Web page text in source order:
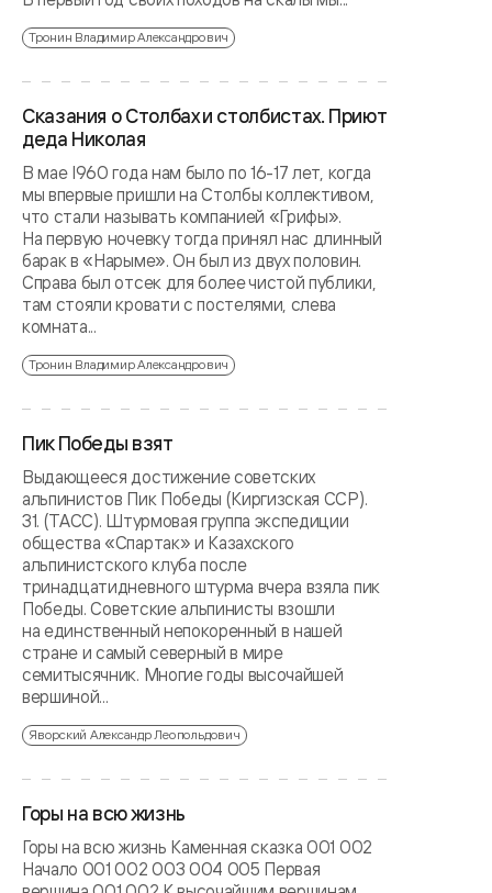
Тронин Владимир Александрович
Сказания о Столбах и столбистах. Приют
деда Николая
В мае I960 года нам было по 16-17 лет, когда
мы впервые пришли на Столбы коллективом,
что стали называть компанией «Грифы».
На первую ночевку тогда принял нас длинный
барак в «Нарыме». Он был из двух половин.
Справа был отсек для более чистой публики,
там стояли кровати с постелями, слева
комната...
Тронин Владимир Александрович
Пик Победы взят
Выдающееся достижение советских
альпинистов Пик Победы (Киргизская ССР).
31. (ТАСС). Штурмовая группа экспедиции
общества «Спартак» и Казахского
альпинистского клуба после
тринадцатидневного штурма вчера взяла пик
Победы. Советские альпинисты взошли
на единственный непокоренный в нашей
стране и самый северный в мире
семитысячник. Многие годы высочайшей
вершиной...
Яворский Александр Леопольдович
Горы на всю жизнь
Горы на всю жизнь Каменная сказка 001 002
Начало 001 002 003 004 005 Первая